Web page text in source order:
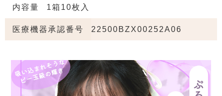
内容量 1箱10枚入
医療機器承認番号 22500BZX00252A06